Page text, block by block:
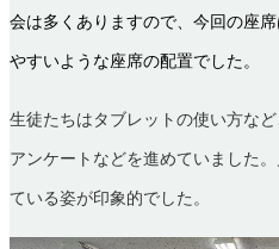
会は多くありますので、今回の座
やすいような座席の配置でした。
生徒たちはタブレットの使い方など
アンケートなどを進めていました
ている姿が印象的でした。